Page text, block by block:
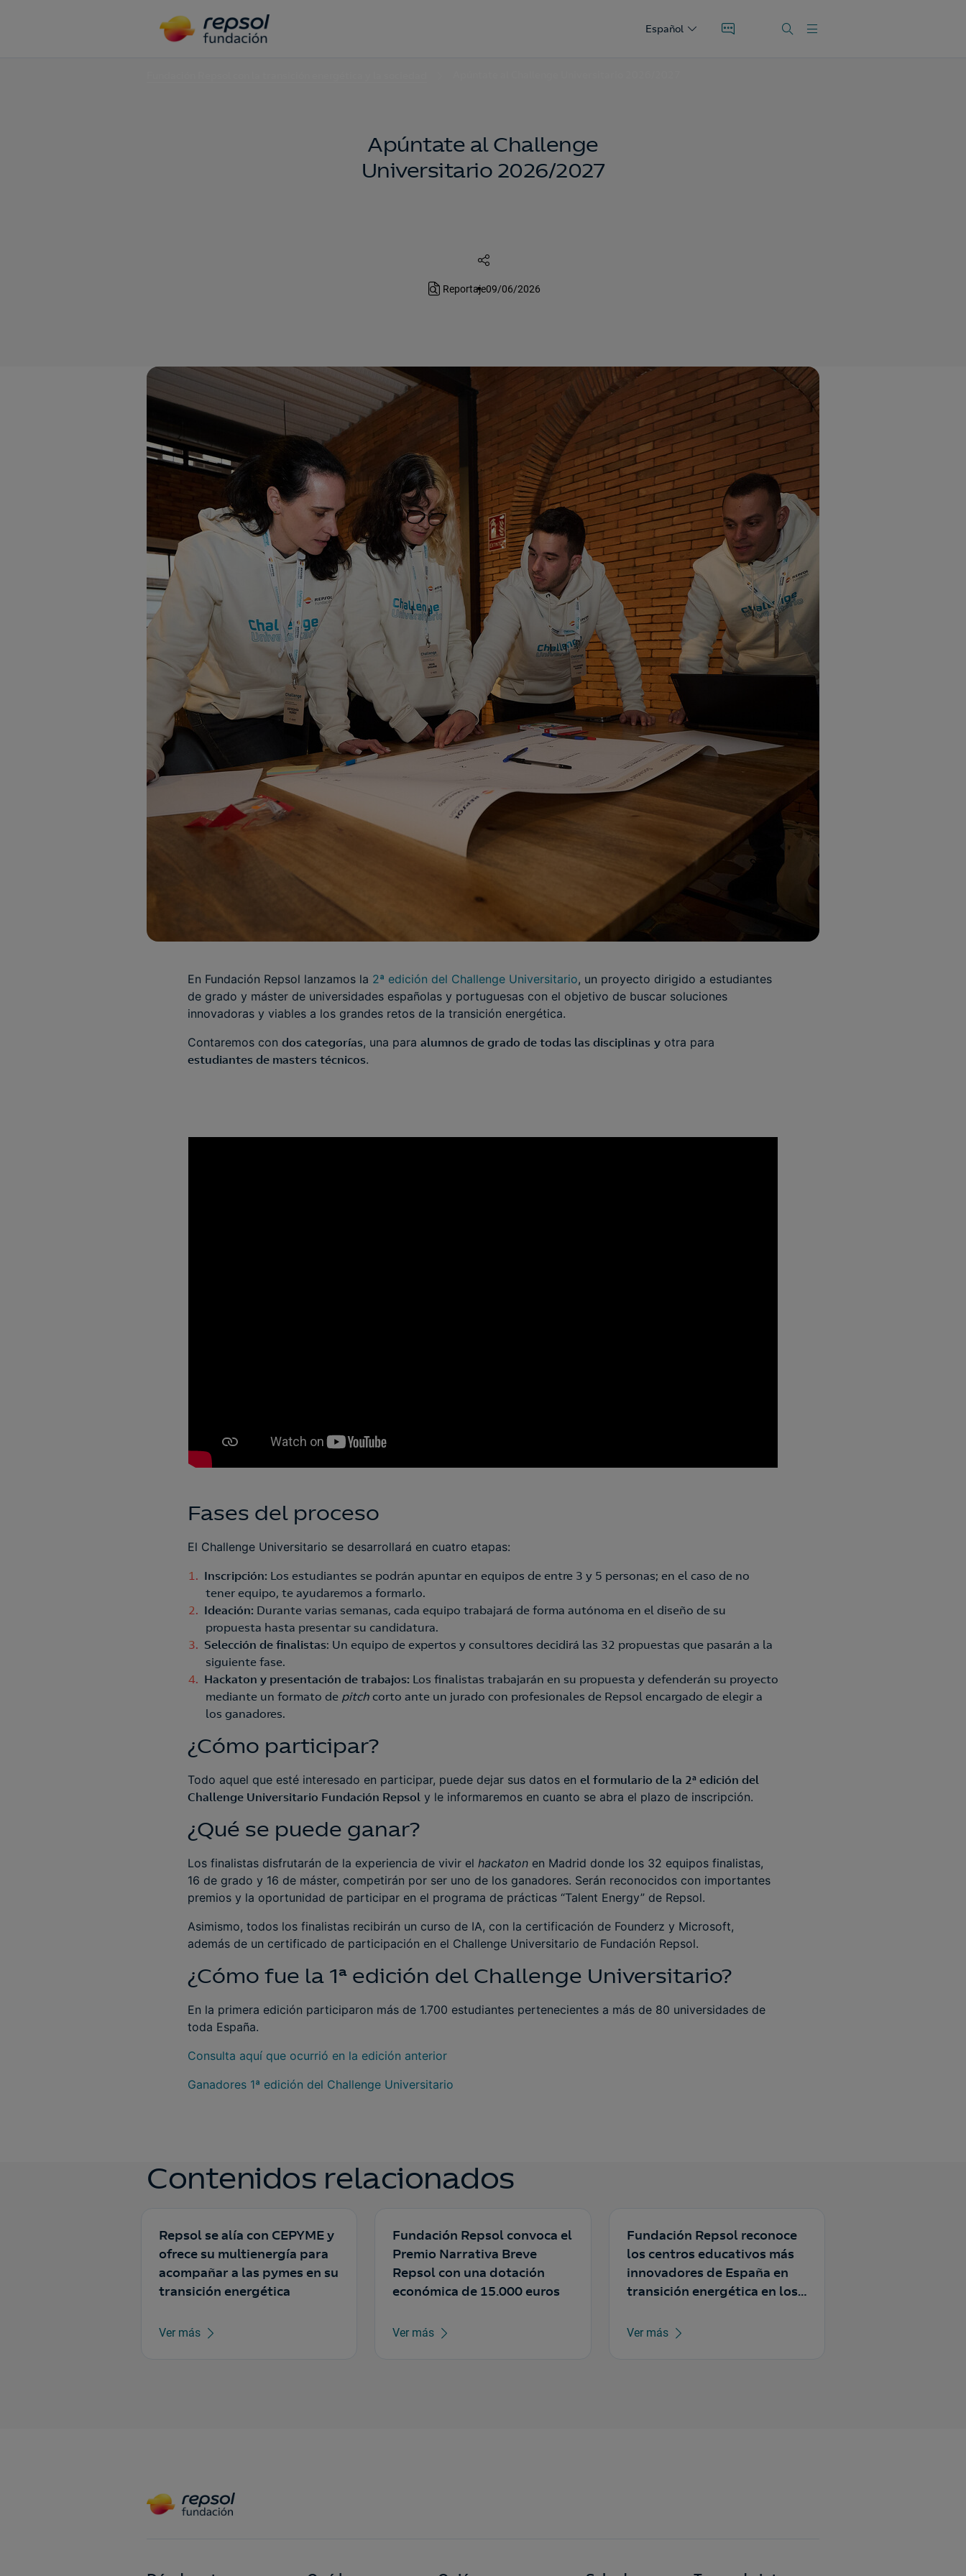
Español
Apúntate al Challenge
Universitario 2026/2027
Reportaje09/06/2026
En Fundación Repsol lanzamos la 2ª edición del Challenge Universitario, un proyecto dirigido a estudiantes
de grado y máster de universidades españolas y portuguesas con el objetivo de buscar soluciones
innovadoras y viables a los grandes retos de la transición energética.
Contaremos con dos categorías, una para alumnos de grado de todas las disciplinas y otra para
estudiantes de masters técnicos.
Fases del proceso
El Challenge Universitario se desarrollará en cuatro etapas:
Inscripción: Los estudiantes se podrán apuntar en equipos de entre 3 y 5 personas; en el caso de no
tener equipo, te ayudaremos a formarlo.
Ideación: Durante varias semanas, cada equipo trabajará de forma autónoma en el diseño de su
propuesta hasta presentar su candidatura.
Selección de finalistas: Un equipo de expertos y consultores decidirá las 32 propuestas que pasarán a la
siguiente fase.
Hackaton y presentación de trabajos: Los finalistas trabajarán en su propuesta y defenderán su proyecto
mediante un formato de pitch corto ante un jurado con profesionales de Repsol encargado de elegir a
los ganadores.
¿Cómo participar?
Todo aquel que esté interesado en participar, puede dejar sus datos en el formulario de la 2ª edición del
Challenge Universitario Fundación Repsol y le informaremos en cuanto se abra el plazo de inscripción.
¿Qué se puede ganar?
Los finalistas disfrutarán de la experiencia de vivir el hackaton en Madrid donde los 32 equipos finalistas,
16 de grado y 16 de máster, competirán por ser uno de los ganadores. Serán reconocidos con importantes
premios y la oportunidad de participar en el programa de prácticas “Talent Energy” de Repsol.
Asimismo, todos los finalistas recibirán un curso de IA, con la certificación de Founderz y Microsoft,
además de un certificado de participación en el Challenge Universitario de Fundación Repsol.
¿Cómo fue la 1ª edición del Challenge Universitario?
En la primera edición participaron más de 1.700 estudiantes pertenecientes a más de 80 universidades de
toda España.
Consulta aquí que ocurrió en la edición anterior
Ganadores 1ª edición del Challenge Universitario
Contenidos relacionados
Repsol se alía con CEPYME y
ofrece su multienergía para
acompañar a las pymes en su
transición energética
Ver más
Fundación Repsol convoca el
Premio Narrativa Breve
Repsol con una dotación
económica de 15.000 euros
Ver más
Fundación Repsol reconoce
los centros educativos más
innovadores de España en
transición energética en los
Ver más